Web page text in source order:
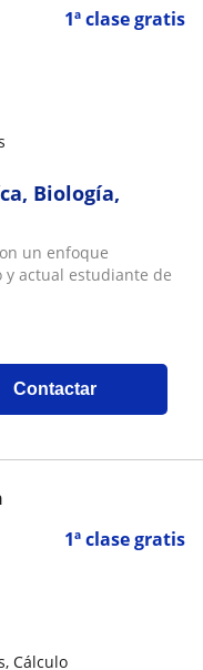
1ª clase gratis
Biología,
un enfoque
y actual estudiante de
Contactar
1ª clase gratis
Cálculo